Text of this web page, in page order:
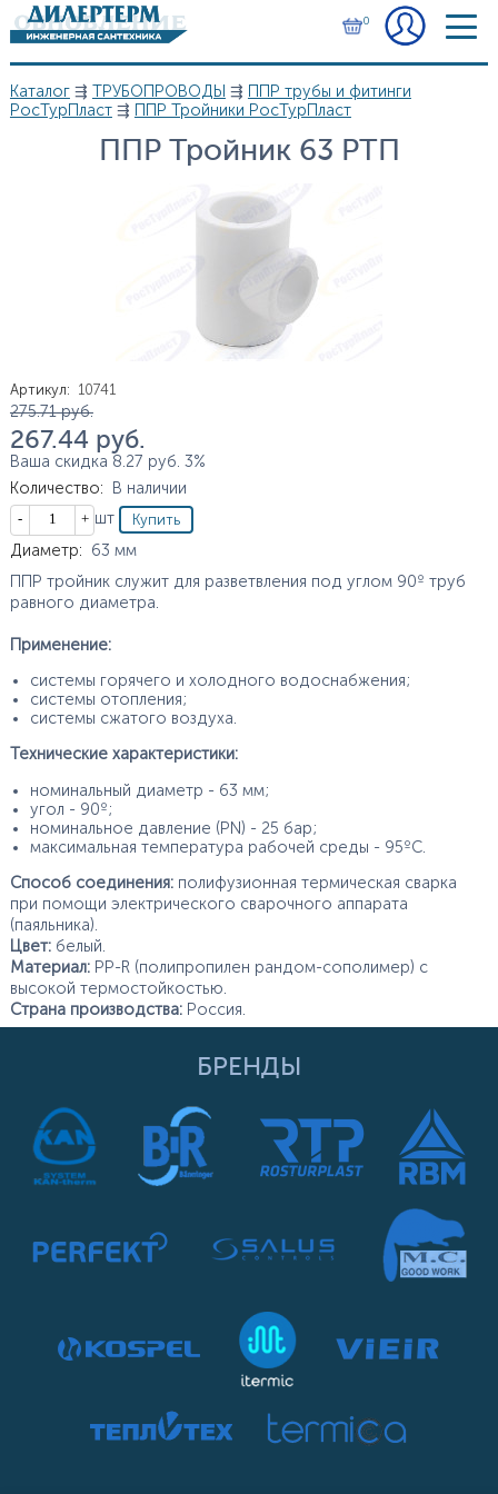
Перейти к основному содержанию
0
Вы здесь
Каталог⇶ ТРУБОПРОВОДЫ ⇶ ППР трубы и фитинги
РосТурПласт⇶ ППР Тройники РосТурПласт
ППР Тройник 63 РТП
Артикул: 10741
Цена
275.71 руб.
267.44 руб.
Ваша скидка 8.27 руб. 3%
Количество:
В наличии
Кол-во
шт
Характеристики
Диаметр: 63 мм
ППР тройник служит для разветвления под углом 90º труб
равного диаметра.
Применение:
системы горячего и холодного водоснабжения;
системы отопления;
системы сжатого воздуха.
Технические характеристики:
номинальный диаметр - 63 мм;
угол - 90º;
номинальное давление (PN) - 25 бар;
максимальная температура рабочей среды - 95ºС.
Способ соединения:полифузионная термическая сварка
при помощи электрического сварочного аппарата
(паяльника).
Цвет:белый.
Материал:PP-R (полипропилен рандом-сополимер) с
высокой термостойкостью.
Страна производства:Россия.
БРЕНДЫ